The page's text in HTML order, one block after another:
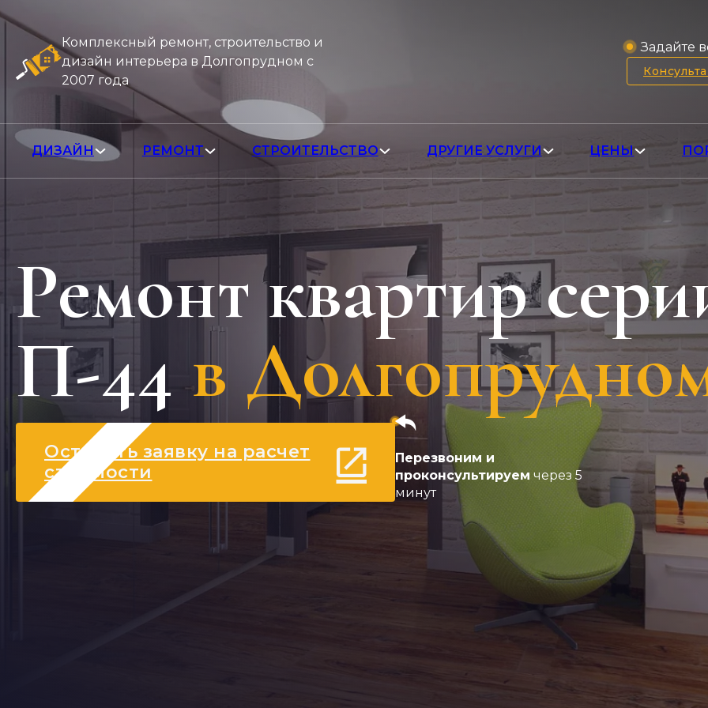
Комплексный ремонт, строительство и
дизайн интерьера в Долгопрудном с
2007 года
Задайте
ДИЗАЙН РЕМОНТ СТРОИТЕЛЬСТВО ДРУГИЕ УСЛУГИ ЦЕНЫ
Ремонт квартир
П-44 в
Оставить заявку на расчет
стоимости
Перезвоним и
проконсультируем через 5
минут